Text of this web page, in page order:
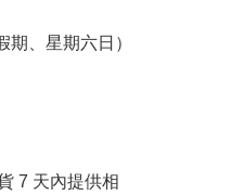
期、星期六日）
7 天內提供相